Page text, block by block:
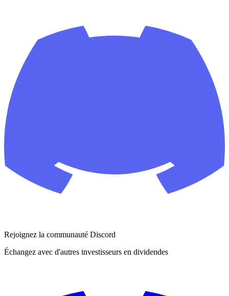
Rejoignez la communauté Discord
Échangez avec d'autres investisseurs en dividendes